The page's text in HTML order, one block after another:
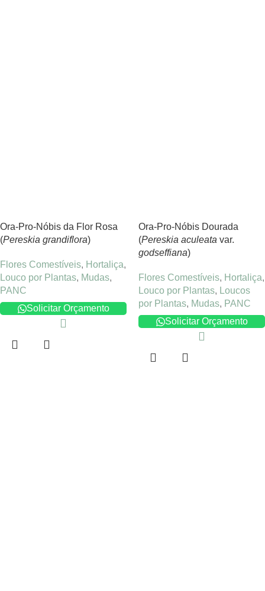
Ora-Pro-Nóbis da Flor Rosa
(Pereskia grandiflora)
Flores Comestíveis, Hortaliça,
Louco por Plantas, Mudas,
PANC
Solicitar Orçamento
Ora-Pro-Nóbis Dourada
(Pereskia aculeata var.
godseffiana)
Flores Comestíveis, Hortaliça,
Louco por Plantas, Loucos
por Plantas, Mudas, PANC
Solicitar Orçamento